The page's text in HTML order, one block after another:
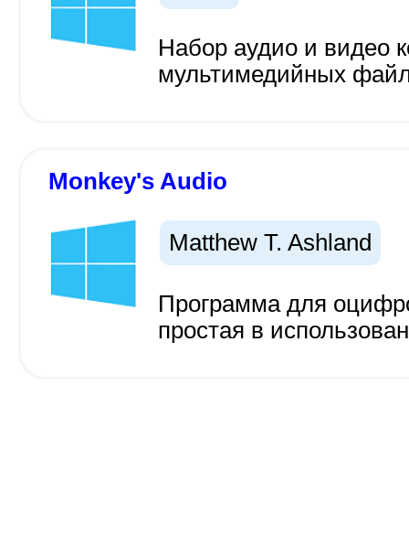
Набор аудио и видео
мультимедийных
Monkey's Audio
Matthew T. Ashland
Программа для
простая в